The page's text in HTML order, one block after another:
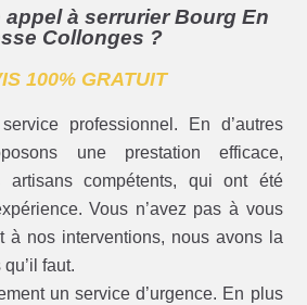
à serrurier Bourg En
Collonges ?
100% GRATUIT
professionnel. En d’autres
une prestation efficace,
artisans compétents, qui ont été
Vous n’avez pas à vous
à nos interventions, nous avons la
faut.
un service d’urgence. En plus